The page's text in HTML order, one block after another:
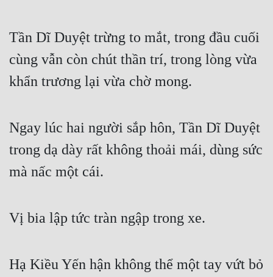
Tần Dĩ Duyệt trừng to mắt, trong đầu cuối
cùng vẫn còn chút thần trí, trong lòng vừa
khẩn trương lại vừa chờ mong.
Ngay lúc hai người sắp hôn, Tần Dĩ Duyệt
trong dạ dày rất không thoải mái, dùng sức
mà nấc một cái.
Vị bia lập tức tràn ngập trong xe.
Hạ Kiều Yến hận không thể một tay vứt bỏ